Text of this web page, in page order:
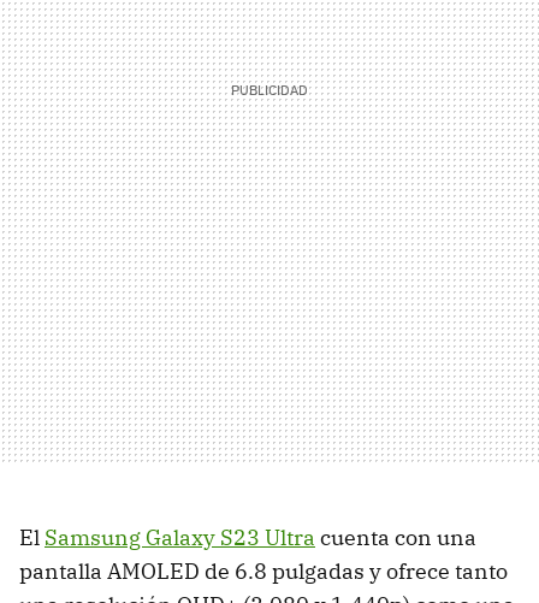
El Samsung Galaxy S23 Ultra cuenta con una
pantalla AMOLED de 6.8 pulgadas y ofrece tanto